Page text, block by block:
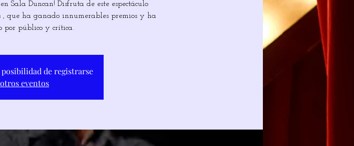
Sala Duncan! Disfruta de este espectáculo
, que ha ganado innumerables premios y ha
por público y crítica.
posibilidad de registrarse
eventos